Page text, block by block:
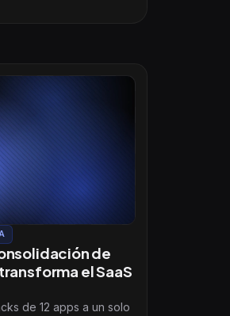
de
el SaaS
de 12 apps a un solo